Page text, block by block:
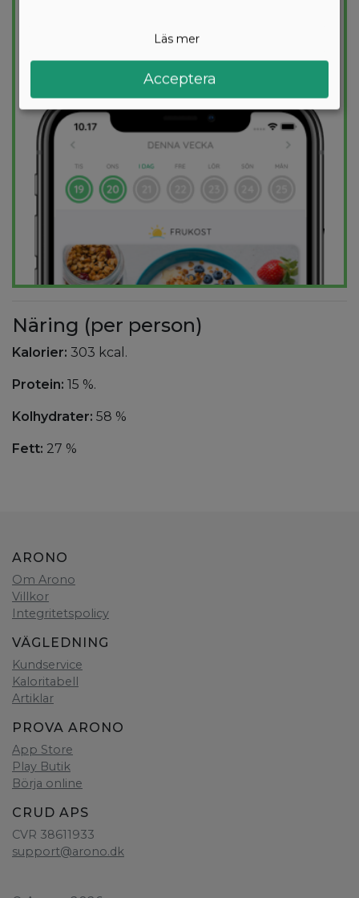
PROVAGRATIS
Näring (per person)
Kalorier: 303 kcal.
Protein: 15 %.
Kolhydrater: 58 %
Fett: 27 %
ARONO
Om Arono
Villkor
Integritetspolicy
VÄGLEDNING
Kundservice
Kaloritabell
Artiklar
PROVA ARONO
App Store
Play Butik
Börja online
CRUD APS
CVR 38611933
support@arono.dk
Läs mer
Acceptera